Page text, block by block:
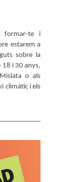
formar-te i
estarem a
sobre la
18 i 30 anys,
o als
climàtic i els